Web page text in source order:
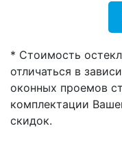
* Стоимость
отличаться в
оконных проемов
комплектации
скидок.